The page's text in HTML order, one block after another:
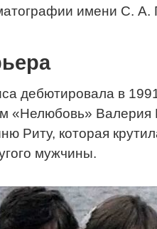
имени С. А.
дебютировала в
«Нелюбовь» Валерия
Риту, которая
мужчины.